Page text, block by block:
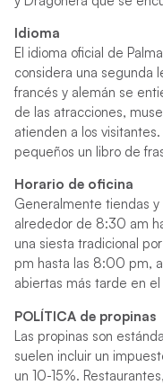
Idioma
El idioma oficial de
considera una segunda
francés y alemán se
de las atracciones,
atienden a los
pequeños un libro de
Horario de oficina
Generalmente tiendas
alrededor de 8:30 am
una siesta tradicional
pm hasta las 8:00 pm,
abiertas más tarde en el
POLÍTICA de propinas
Las propinas son
suelen incluir un
un 10-15%.